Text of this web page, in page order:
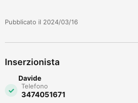
Pubblicato il 2024/03/16
Inserzionista
Davide
Telefono
3474051671